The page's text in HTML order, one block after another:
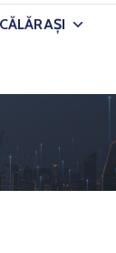
CĂLĂRAȘI